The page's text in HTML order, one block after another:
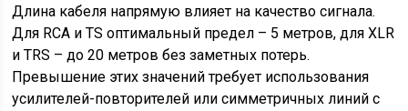
Длина кабеля напрямую влияет на качество сигнала.
Для RCA и TS оптимальный предел – 5 метров, для XLR
и TRS – до 20 метров без заметных потерь.
Превышение этих значений требует использования
усилителей-повторителей или симметричных линий с